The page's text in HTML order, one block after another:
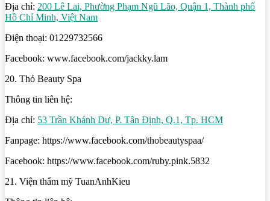
Địa chỉ: 200 Lê Lai, Phường Phạm Ngũ Lão, Quận 1, Thành phố
Hồ Chí Minh, Việt Nam
Điện thoại: 01229732566
Facebook: www.facebook.com/jackky.lam
20. Thỏ Beauty Spa
Thông tin liên hệ:
Địa chỉ: 53 Trần Khánh Dư, P. Tân Định, Q.1, Tp. HCM
Fanpage: https://www.facebook.com/thobeautyspaa/
Facebook: https://www.facebook.com/ruby.pink.5832
21. Viện thẩm mỹ TuanAnhKieu